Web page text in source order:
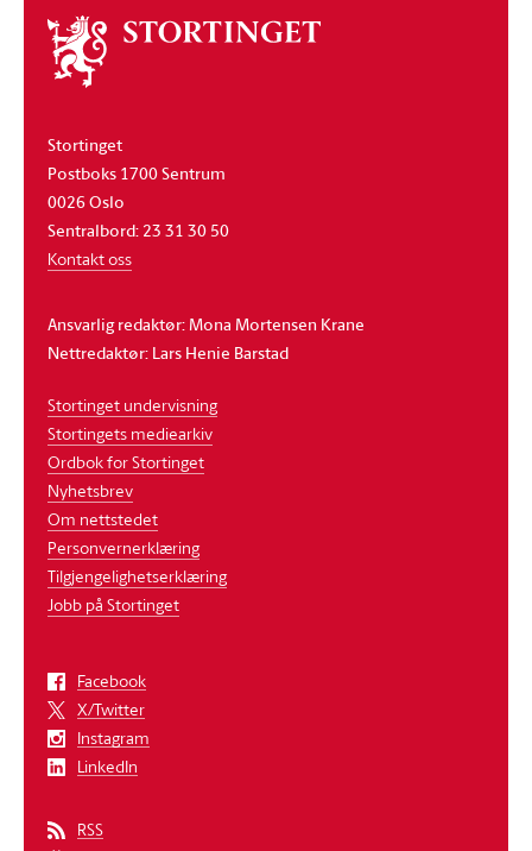
Om
stortinget
Stortinget
Postboks 1700 Sentrum
0026 Oslo
Sentralbord: 23 31 30 50
Kontakt oss
Ansvarlig redaktør: Mona Mortensen Krane
Nettredaktør: Lars Henie Barstad
Stortinget undervisning
Stortingets mediearkiv
Ordbok for Stortinget
Nyhetsbrev
Om nettstedet
Personvernerklæring
Tilgjengelighetserklæring
Jobb på Stortinget
Facebook
X/Twitter
Instagram
LinkedIn
RSS